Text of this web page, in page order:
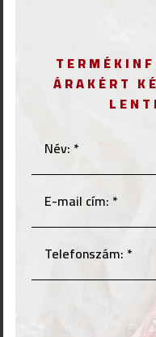
ÁRAKÉRT